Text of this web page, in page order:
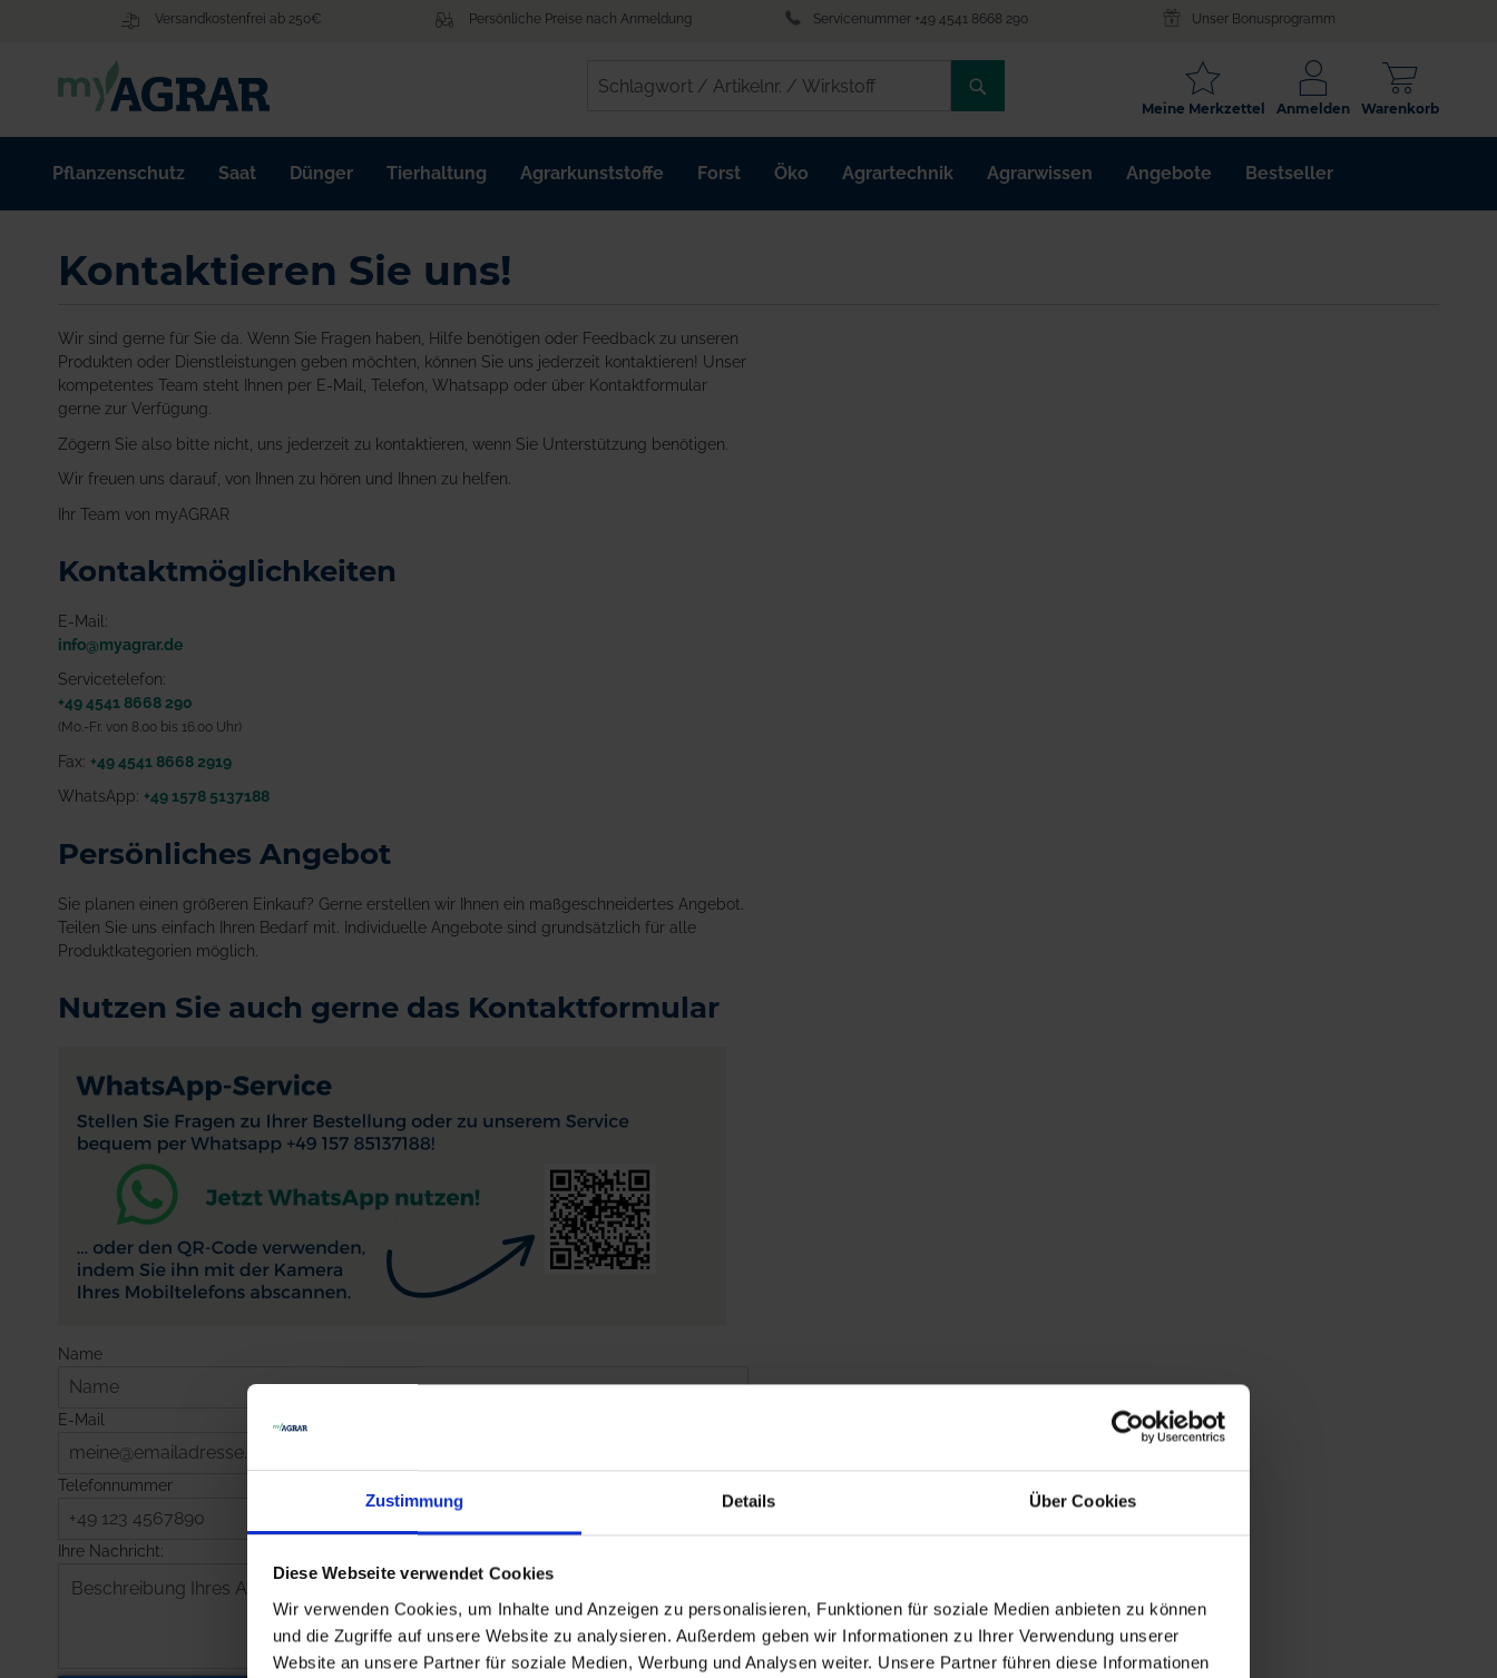
Zustimmung Details Über Cookies
Diese Webseite verwendet Cookies
Wir verwenden Cookies, um Inhalte und Anzeigen zu personalisieren, Funktionen für soziale Medien anbieten zu können
und die Zugriffe auf unsere Website zu analysieren. Außerdem geben wir Informationen zu Ihrer Verwendung unserer
Website an unsere Partner für soziale Medien, Werbung und Analysen weiter. Unsere Partner führen diese Informationen
Versandkostenfrei ab 250€ Persönliche Preise nach Anmeldung Servicenummer +49 4541 8668 290 Unser Bonusprogramm
/
ARTIKELNR.
/
Warenkorb
Anmelden
Meine Merkzettel
Pflanzenschutz Saat Dünger Tierhaltung Agrarkunststoffe Forst Öko Agrartechnik Agrarwissen Angebote Bestseller
Kontaktieren Sie uns!
Wir sind gerne für Sie da. Wenn Sie Fragen haben, Hilfe benötigen oder Feedback zu unseren
Produkten oder Dienstleistungen geben möchten, können Sie uns jederzeit kontaktieren! Unser
kompetentes Team steht Ihnen per E-Mail, Telefon, Whatsapp oder über Kontaktformular
gerne zur Verfügung.
Zögern Sie also bitte nicht, uns jederzeit zu kontaktieren, wenn Sie Unterstützung benötigen.
Wir freuen uns darauf, von Ihnen zu hören und Ihnen zu helfen.
Ihr Team von myAGRAR
Kontaktmöglichkeiten
E-Mail:
info@myagrar.de
Servicetelefon:
+49 4541 8668 290
(Mo.-Fr. von 8.00 bis 16.00 Uhr)
Fax: +49 4541 8668 2919
WhatsApp: +49 1578 5137188
Persönliches Angebot
Sie planen einen größeren Einkauf? Gerne erstellen wir Ihnen ein maßgeschneidertes Angebot.
Teilen Sie uns einfach Ihren Bedarf mit. Individuelle Angebote sind grundsätzlich für alle
Produktkategorien möglich.
Nutzen Sie auch gerne das Kontaktformular
Name
E-Mail
Telefonnummer
Ihre Nachricht: